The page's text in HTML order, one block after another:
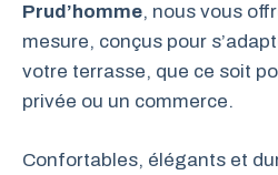
Prud’homme, nous vous
mesure, conçus pour
votre terrasse, que ce soit
privée ou un commerce.
Confortables, élégants et